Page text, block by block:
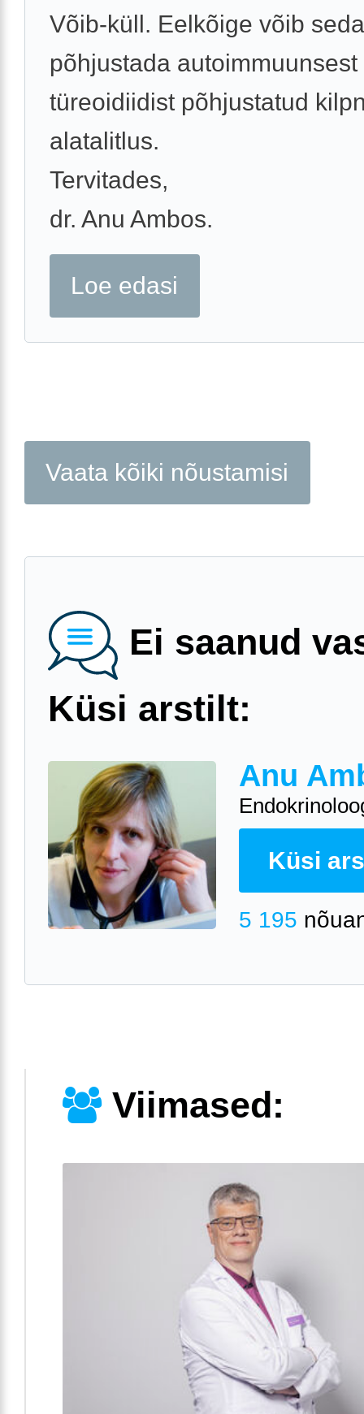
Võib-küll. Eelkõige võib seda
põhjustada autoimmuunsest
türeoidiidist põhjustatud
alatalitlus.
Tervitades,
dr. Anu Ambos.
Loe edasi
Vaata kõiki nõustamisi
Ei saanud
Küsi arstilt:
Anu
Küsi
5 195
Viimased: